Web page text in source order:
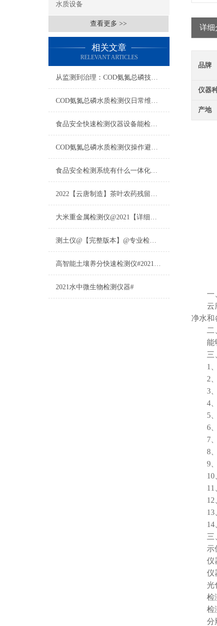
水质设备
查看更多 >>
相关文章
RELEVANT ARTICLES
从监测到治理：COD氨氮总磷技术的双领域实战解析
COD氨氮总磷水质检测仪日常维护与试剂管理，降低故障率就靠这几招
食品安全快速检测仪器设备能检什么？一张表说清适用范围
COD氨氮总磷水质检测仪操作避坑指南：这几个步骤直接影响数据准确性
食品安全检测系统有什么一体化配置·2023仪器仪表推荐·山东云唐
2022【云唐制造】茶叶农药残留检测仪多少钱一台@山东云唐仪器仪表制造
大米重金属检测仪@2021【详细版本】@专业检测大米重金属仪器仪表
测土仪@【完整版本】@专业检测土壤的仪器仪表
高智能土壤养分快速检测仪#2021【土壤养分检测专用仪器仪表】
2021水中微生物检测仪器#
详细
品牌
仪器
产地
一、
云
净水和
二、
能够
三
1、
2、
3、
4、
5、支
6、
7、
8、
9、
10、
11、
12、
13、
14、
三、
示值
仪器
仪器
光化
检测
检测
分辨